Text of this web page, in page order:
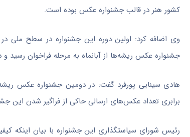
کشور هنر در قالب جشنواره عکس بوده است.
جشنواره عکس ریشه‌ها از آبانماه به مرحله فراخوان رسید
هادی سینایی پورفرد
برابری تعداد عکس‌های ارسالی حاکی از فراگیر شدن این
رئیس شورای سیاستگذاری این جشنواره با بیان